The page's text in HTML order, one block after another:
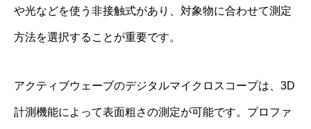
や光などを使う非接触式があり、対象物に合わせて測定
方法を選択することが重要です。
アクティブウェーブのデジタルマイクロスコープは、3D
計測機能によって表面粗さの測定が可能です。プロファ